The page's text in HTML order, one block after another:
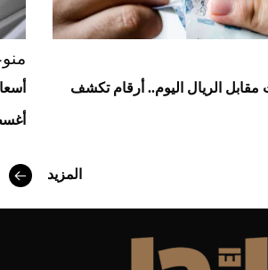
مقابل الريال اليوم.. أرقام تكشف
المزيد